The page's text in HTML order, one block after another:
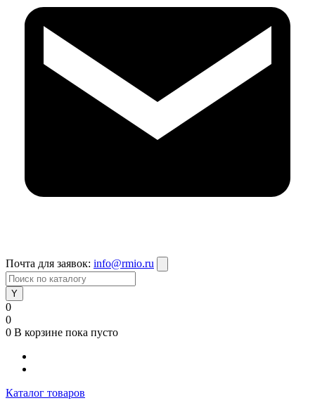
Почта для заявок: info@rmio.ru
0
0
0 В корзине пока пусто
Каталог товаров